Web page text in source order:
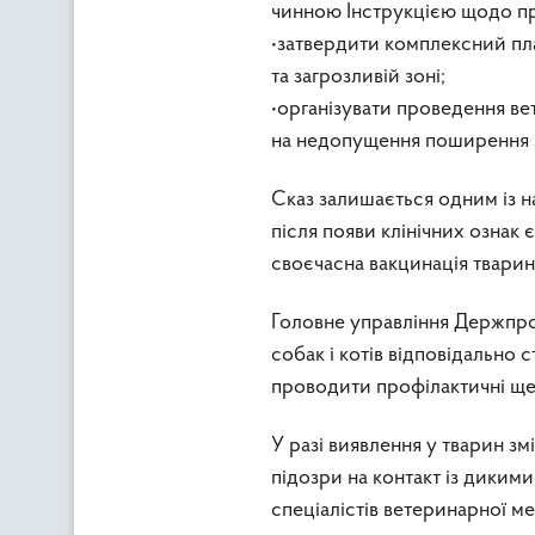
чинною Інструкцією щодо
•затвердити комплексний
та загрозливій зоні;
•організувати проведення
на недопущення поширення
Сказ залишається одним із
після появи клінічних
своєчасна вакцинація
Головне управління
собак і котів
проводити профілактичні
У разі виявлення у тварин
підозри на контакт із
спеціалістів ветеринарної